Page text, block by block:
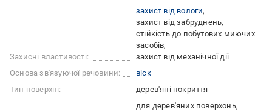
Захисні властивості:
захист від вологи
захист від забруднень
стійкість до побутових миючих
засобів
захист від механічної дії
Основа зв'язуючої речовини:
віск
Тип поверхні:
дерев'яні покриття
для дерев'яних поверхонь